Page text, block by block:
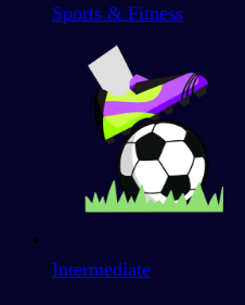
Sports & Fitness
Intermediate